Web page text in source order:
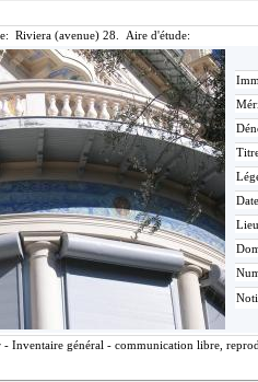
Riviera (avenue) 28. Aire d'étude:
Inventaire général - communication libre,